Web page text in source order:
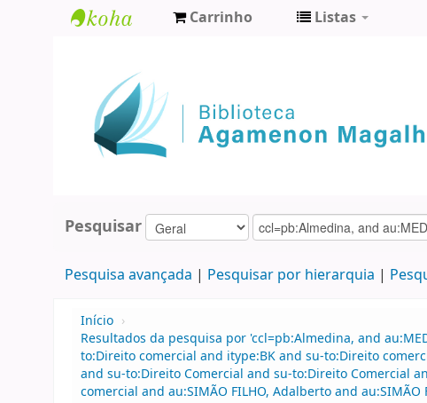
Agamenon
Magalhães
Carrinho Listas
Pesquisar
Pesquisa avançada Pesquisar por hierarquia
Início ›
Resultados da pesquisa por 'ccl=pb:Almedina, and
to:Direito comercial and itype:BK and su-to:Direito
and su-to:Direito Comercial and su-to:Direito Comercial
comercial and au:SIMÃO FILHO, Adalberto and